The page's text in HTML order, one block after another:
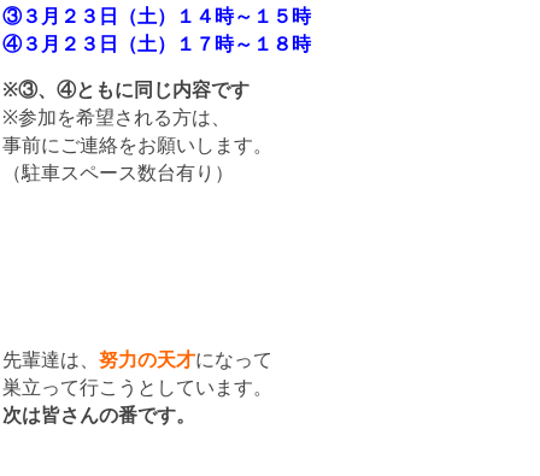
③３月２３日（土）１４時～１５時
④３月２３日（土）１７時～１８時
※③、④ともに同じ内容です
※参加を希望される方は、
事前にご連絡をお願いします。
（駐車スペース数台有り）
先輩達は、努力の天才になって
巣立って行こうとしています。
次は皆さんの番です。